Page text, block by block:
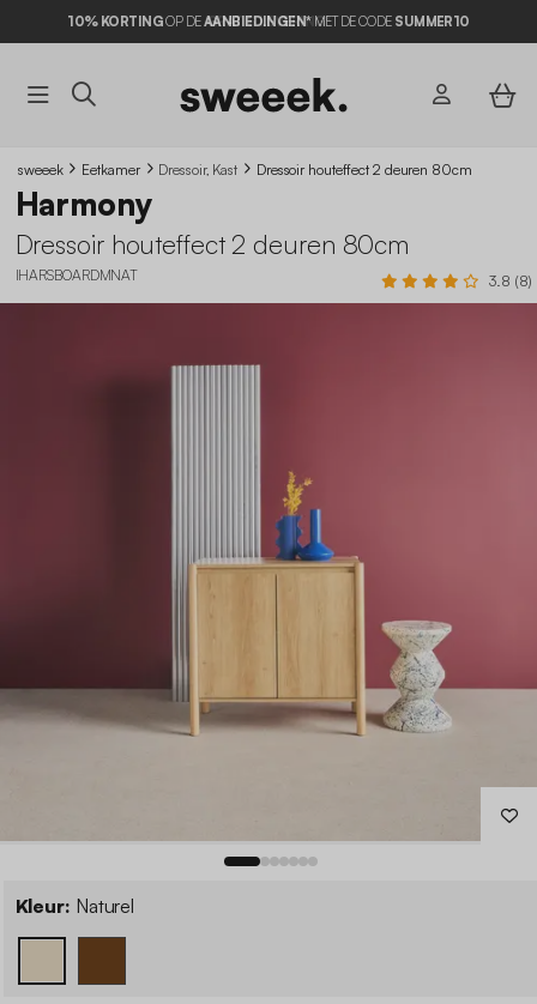
10% KORTINGOP DEAANBIEDINGEN*MET DE CODE SUMMER10
sweeek Eetkamer Dressoir, Kast Dressoir houteffect 2 deuren 80cm
Harmony
Dressoir houteffect 2 deuren 80cm
IHARSBOARDMNAT 3.8 (8)
Kleur: Naturel